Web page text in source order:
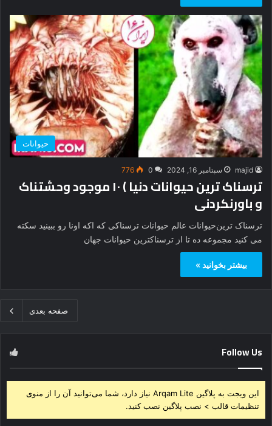
حیوانات
majid سپتامبر 16, 2024 0
776
ترسناک ترین‌ حیوانات دنیا ) ۱۰ موجود وحشتناک
و باورنکردنی
ترسناک ترین‌حیوانات عالم حیوانات ترسناکی که اکه اونا رو ببینید سکته
می کنید مجموعه ده تا از ترسناکترین حیوانات جهان
بیشتر بخوانید »
صفحه بعدی
Follow Us
این ویجت به پلاگین Arqam Lite نیاز دارد، شما می‌توانید آن را از منوی
تنظیمات قالب > نصب پلاگین نصب کنید.